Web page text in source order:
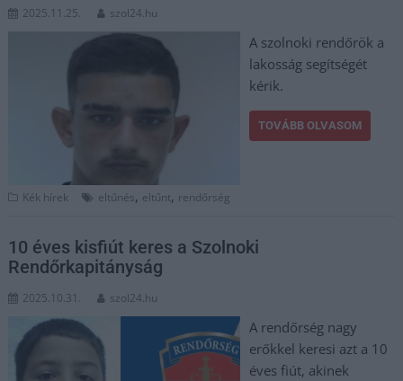
2025.11.25. szol24.hu
A szolnoki rendőrök a
lakosság segítségét
kérik.
TOVÁBB OLVASOM
Kék hírek eltűnés, eltűnt, rendőrség
10 éves kisfiút keres a Szolnoki
Rendőrkapitányság
2025.10.31. szol24.hu
A rendőrség nagy
erőkkel keresi azt a 10
éves fiút, akinek